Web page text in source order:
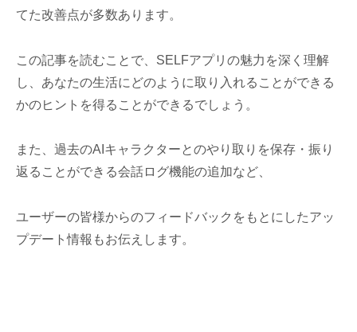
てた改善点が多数あります。
この記事を読むことで、SELFアプリの魅力を深く理解
し、あなたの生活にどのように取り入れることができる
かのヒントを得ることができるでしょう。
また、過去のAIキャラクターとのやり取りを保存・振り
返ることができる会話ログ機能の追加など、
ユーザーの皆様からのフィードバックをもとにしたアッ
プデート情報もお伝えします。